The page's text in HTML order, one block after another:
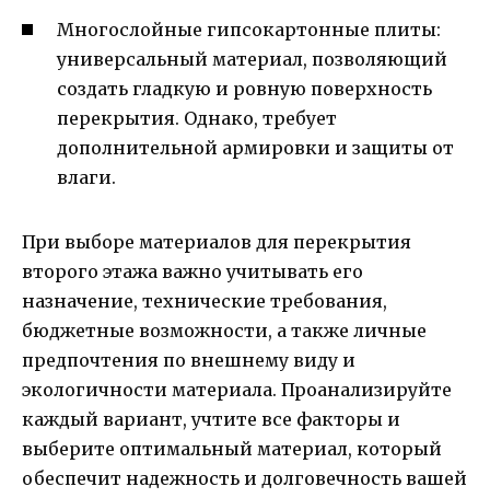
Многослойные гипсокартонные плиты:
универсальный материал, позволяющий
создать гладкую и ровную поверхность
перекрытия. Однако, требует
дополнительной армировки и защиты от
влаги.
При выборе материалов для перекрытия
второго этажа важно учитывать его
назначение, технические требования,
бюджетные возможности, а также личные
предпочтения по внешнему виду и
экологичности материала. Проанализируйте
каждый вариант, учтите все факторы и
выберите оптимальный материал, который
обеспечит надежность и долговечность вашей